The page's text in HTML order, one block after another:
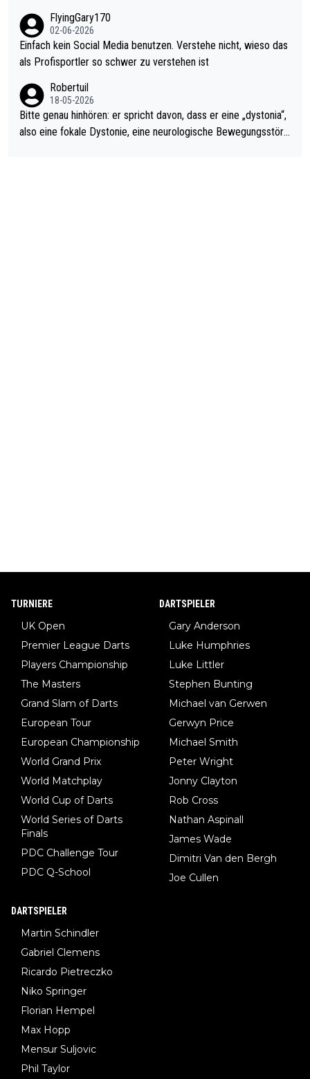
el hat.
s Leben in den Griff kriegen. Nur eins wundert mich: Luke Little
r war doch neulich erst derjenige, der über Social Media GvV p
rovoziert hat. Und Littlers Mutter schießt öfters mal gegen Ric
FlyingGary170
02-06-2026
Einfach kein Social Media benutzen. Verstehe nicht, wieso das
als Profisportler so schwer zu verstehen ist
Robertuil
18-05-2026
Bitte genau hinhören: er spricht davon, dass er eine „dystonia“,
also eine fokale Dystonie, eine neurologische Bewegungsstöru
TURNIERE
UK Open
Premier League Darts
Players Championship
The Masters
Grand Slam of Darts
European Tour
European Championship
World Grand Prix
World Matchplay
World Cup of Darts
World Series of Darts
Finals
PDC Challenge Tour
PDC Q-School
DARTSPIELER
Gary Anderson
Luke Humphries
Luke Littler
Stephen Bunting
Michael van Gerwen
Gerwyn Price
Michael Smith
Peter Wright
Jonny Clayton
Rob Cross
Nathan Aspinall
James Wade
Dimitri Van den Bergh
Joe Cullen
DARTSPIELER
Martin Schindler
Gabriel Clemens
Ricardo Pietreczko
Niko Springer
Florian Hempel
Max Hopp
Mensur Suljovic
Phil Taylor